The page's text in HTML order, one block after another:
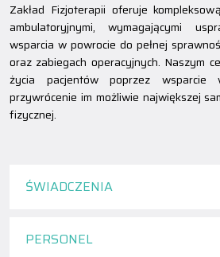
Zakład Fizjoterapii oferuje
ambulatoryjnymi, wymagającymi
wsparcia w powrocie do pełnej
oraz zabiegach operacyjnych. Naszym
życia pacjentów poprzez
przywrócenie im możliwie największej
fizycznej.
ŚWIADCZENIA
PERSONEL